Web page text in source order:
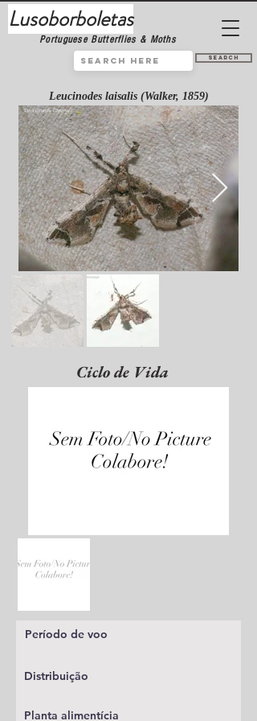
Lusoborboletas
Portuguese Butterflies & Moths
Search
Leucinodes laisalis (Walker, 1859)
Ciclo de Vida
Período de voo
Distribuição
Planta alimentícia